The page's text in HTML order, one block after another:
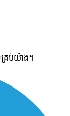
គ្រប់យ៉ាង។